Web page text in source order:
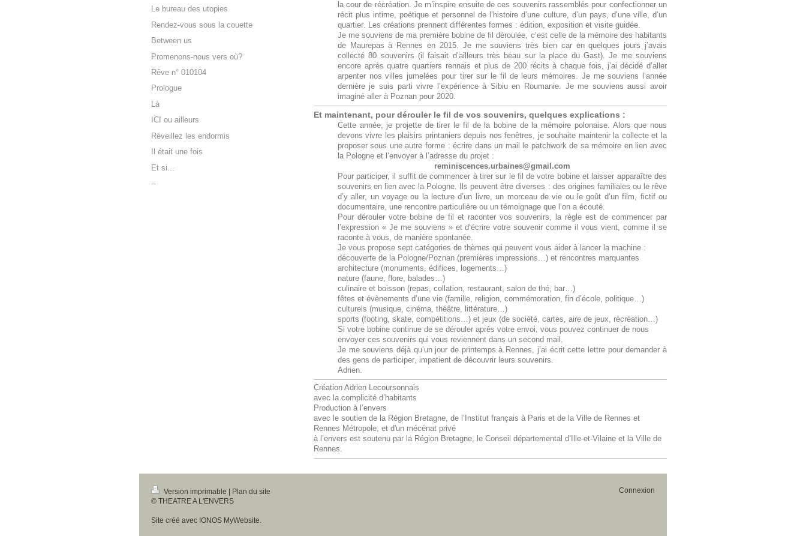
la cour de récréation. Je m’inspire ensuite de ces souvenirs rassemblés pour confectionner un
récit plus intime, poétique et personnel de l’histoire d’une culture, d’un pays, d’une ville, d’un
quartier. Les créations prennent différentes formes : édition, exposition et visite guidée.
Je me souviens de ma première bobine de fil déroulée, c’est celle de la mémoire des habitants
de Maurepas à Rennes en 2015. Je me souviens très bien car en quelques jours j’avais
collecté 80 souvenirs (il faisait d’ailleurs très beau sur la place du Gast). Je me souviens
encore après quatre quartiers rennais et plus de 200 récits à chaque fois, j’ai décidé d’aller
arpenter nos villes jumelées pour tirer sur le fil de leurs mémoires. Je me souviens l’année
dernière je suis parti vivre l’expérience à Sibiu en Roumanie. Je me souviens aussi avoir
imaginé aller à Poznan pour 2020.
Et maintenant, pour dérouler le fil de vos souvenirs, quelques explications :
Cette année, je projette de tirer le fil de la bobine de la mémoire polonaise. Alors que nous
devons vivre les plaisirs printaniers depuis nos fenêtres, je souhaite maintenir la collecte et la
proposer sous une autre forme : écrire dans un mail le patchwork de sa mémoire en lien avec
la Pologne et l’envoyer à l’adresse du projet :
reminiscences.urbaines@gmail.com
Pour participer, il suffit de commencer à tirer sur le fil de votre bobine et laisser apparaître des
souvenirs en lien avec la Pologne. Ils peuvent être diverses : des origines familiales ou le rêve
d’y aller, un voyage ou la lecture d’un livre, un morceau de vie ou le goût d’un film, fictif ou
documentaire, une rencontre particulière ou un témoignage que l’on a écouté.
Pour dérouler votre bobine de fil et raconter vos souvenirs, la règle est de commencer par
l’expression « Je me souviens » et d’écrire votre souvenir comme il vous vient, comme il se
raconte à vous, de manière spontanée.
Je vous propose sept catégories de thèmes qui peuvent vous aider à lancer la machine :
découverte de la Pologne/Poznan (premières impressions…) et rencontres marquantes
architecture (monuments, édifices, logements…)
nature (faune, flore, balades…)
culinaire et boisson (repas, collation, restaurant, salon de thé, bar…)
fêtes et évènements d’une vie (famille, religion, commémoration, fin d’école, politique…)
culturels (musique, cinéma, théâtre, littérature…)
sports (footing, skate, compétitions…) et jeux (de société, cartes, aire de jeux, récréation…)
Si votre bobine continue de se dérouler après votre envoi, vous pouvez continuer de nous
envoyer ces souvenirs qui vous reviennent dans un second mail.
Je me souviens déjà qu’un jour de printemps à Rennes, j’ai écrit cette lettre pour demander à
des gens de participer, impatient de découvrir leurs souvenirs.
Adrien.
Création Adrien Lecoursonnais
avec la complicité d’habitants
Production à l’envers
avec le soutien de la Région Bretagne, de l’Institut français à Paris et de la Ville de Rennes et
Rennes Métropole, et d'un mécénat privé
à l’envers est soutenu par la Région Bretagne, le Conseil départemental d’Ille-et-Vilaine et la Ville de
Rennes.
Le bureau des utopies
Rendez-vous sous la couette
Between us
Promenons-nous vers où?
Rêve n° 010104
Prologue
Là
ICI ou ailleurs
Réveillez les endormis
Il était une fois
Et si...
--
Version imprimable
Plan du site
© THEATRE A L'ENVERS
Site créé avec IONOS MyWebsite
Connexion